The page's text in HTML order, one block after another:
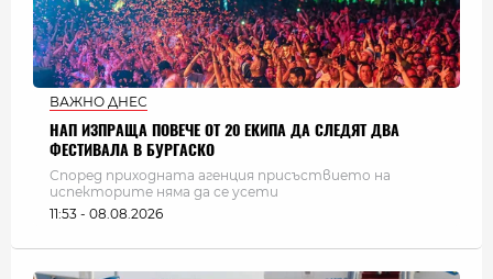
ВАЖНО ДНЕС
НАП ИЗПРАЩА ПОВЕЧЕ ОТ 20 ЕКИПА ДА СЛЕДЯТ ДВА
ФЕСТИВАЛА В БУРГАСКО
Според приходната агенция присъствието на
испекторите няма да се усети
11:53 - 08.08.2026